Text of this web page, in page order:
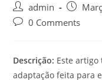
Post
author:
admin
Post
Post0 Comments
Descrição: Este
adaptação feita para